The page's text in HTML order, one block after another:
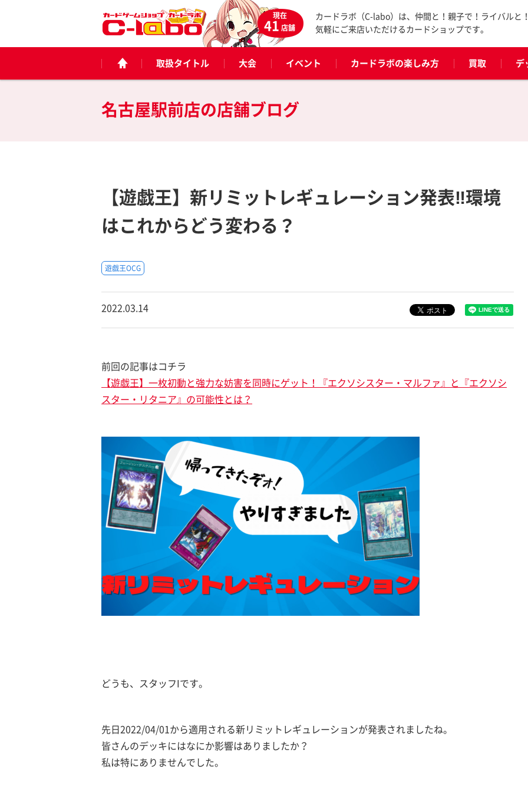
現在
41店舗
カードラボ（C-labo）は、仲間と！親子で！ライバルと
気軽にご来店いただけるカードショップです。
取扱タイトル 大会 イベント カードラボの楽しみ方 買取 デ
名古屋駅前店の店舗ブログ
【遊戯王】新リミットレギュレーション発表‼環境
はこれからどう変わる？
遊戯王OCG
2022.03.14
前回の記事はコチラ
【遊戯王】一枚初動と強力な妨害を同時にゲット！『エクソシスター・マルファ』と『エクソシ
スター・リタニア』の可能性とは？
どうも、スタッフIです。
先日2022/04/01から適用される新リミットレギュレーションが発表されましたね。
皆さんのデッキにはなにか影響はありましたか？
私は特にありませんでした。